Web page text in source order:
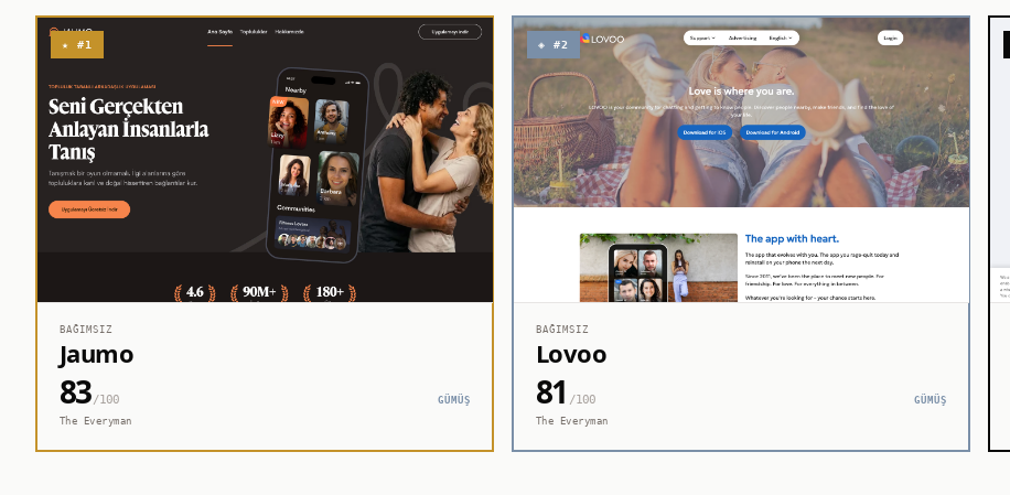
★ #1
BAĞIMSIZ
Jaumo
83/100
GÜMÜŞ
The Everyman
◈ #2
BAĞIMSIZ
Lovoo
81 /100
GÜMÜŞ
The Everyman